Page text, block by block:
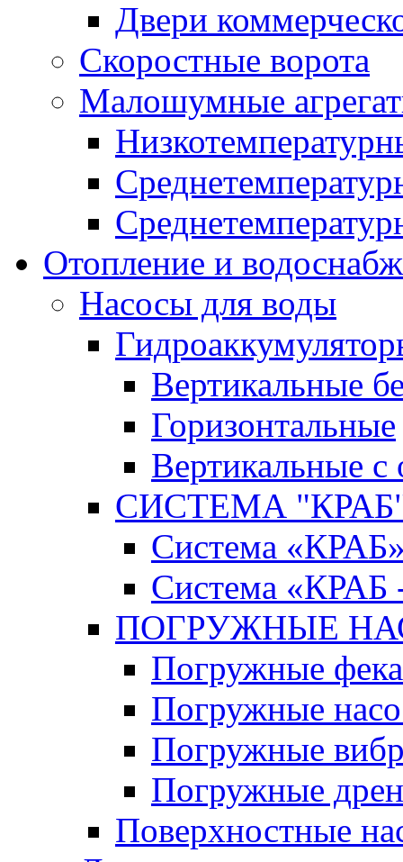
Двери
Скоростные ворота
Малошумные
Отопление и
Насосы для воды
Вертикальные
Горизонтальные
Вертикальные
СИСТЕМА
Система
Система «КРАБ
ПОГРУЖНЫЕ
Погружные
Погружные
Погружные
Погружные
Поверхностные